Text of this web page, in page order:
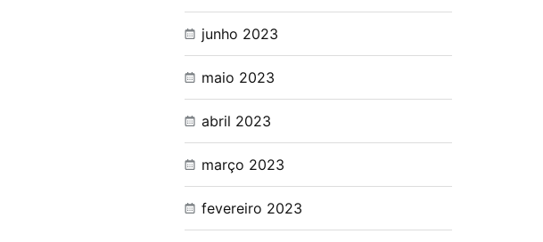
junho 2023
maio 2023
abril 2023
março 2023
fevereiro 2023